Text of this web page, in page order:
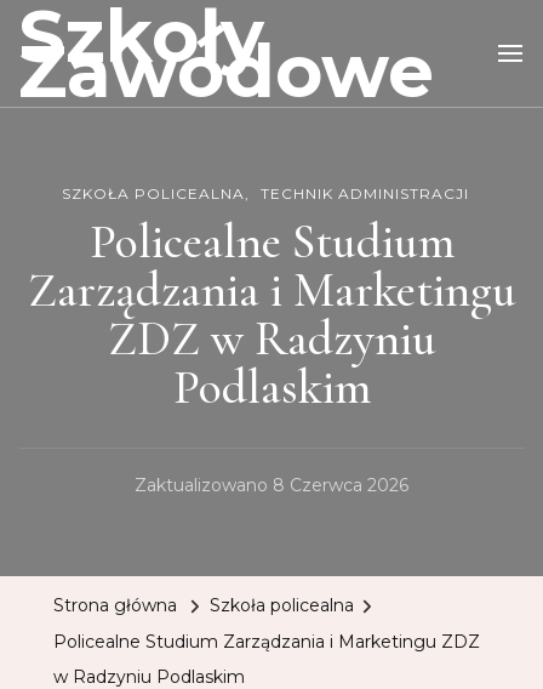
Szkoły
Zawodowe
SZKOŁA POLICEALNA TECHNIK ADMINISTRACJI
Policealne Studium
Zarządzania i Marketingu
ZDZ w Radzyniu
Podlaskim
Zaktualizowano 8 Czerwca 2026
Strona główna
Szkoła policealna
Policealne Studium Zarządzania i Marketingu ZDZ
w Radzyniu Podlaskim